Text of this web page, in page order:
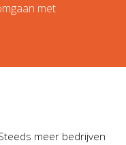
met
meer bedrijven